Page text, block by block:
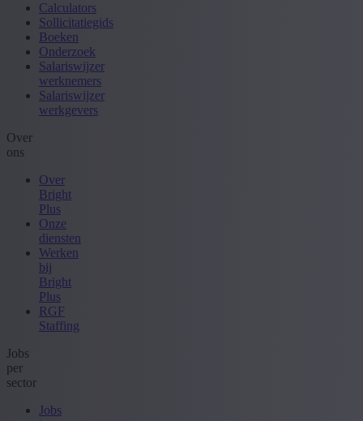
Calculators
Sollicitatiegids
Boeken
Onderzoek
Salariswijzer
werknemers
Salariswijzer
werkgevers
Over
ons
Over
Bright
Plus
Onze
diensten
Werken
bij
Bright
Plus
RGF
Staffing
Jobs
per
sector
Jobs